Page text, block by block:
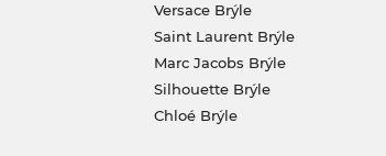
Versace Brýle
Saint Laurent Brýle
Marc Jacobs Brýle
Silhouette Brýle
Chloé Brýle